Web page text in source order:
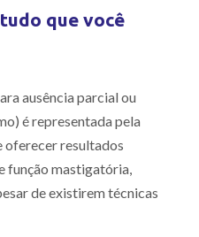
que você
ausência parcial ou
é representada pela
oferecer resultados
função mastigatória,
de existirem técnicas